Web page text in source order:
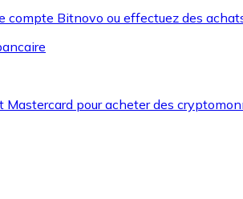
compte Bitnovo ou effectuez des
pour acheter des